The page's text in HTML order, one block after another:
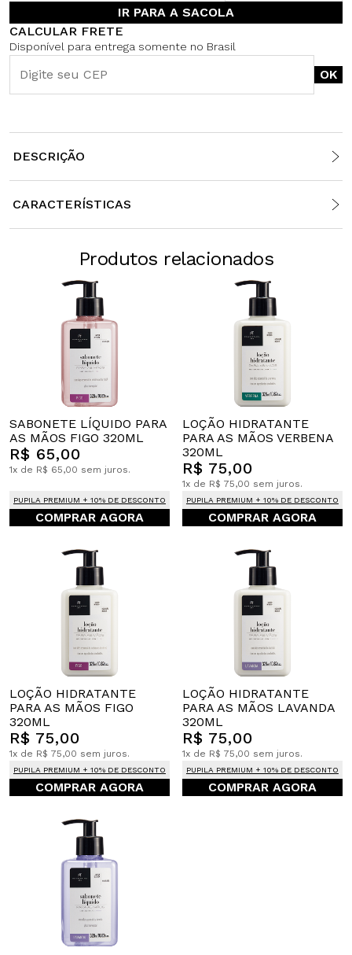
IR PARA A SACOLA
CALCULAR FRETE
Disponível para entrega somente no Brasil
OK
DESCRIÇÃO
CARACTERÍSTICAS
Produtos relacionados
SABONETE LÍQUIDO PARA
AS MÃOS FIGO 320ML
R$ 65,00
1x de R$ 65,00 sem juros.
PUPILA PREMIUM + 10% DE DESCONTO
COMPRAR AGORA
LOÇÃO HIDRATANTE
PARA AS MÃOS VERBENA
320ML
R$ 75,00
1x de R$ 75,00 sem juros.
PUPILA PREMIUM + 10% DE DESCONTO
COMPRAR AGORA
LOÇÃO HIDRATANTE
PARA AS MÃOS FIGO
320ML
R$ 75,00
1x de R$ 75,00 sem juros.
PUPILA PREMIUM + 10% DE DESCONTO
COMPRAR AGORA
LOÇÃO HIDRATANTE
PARA AS MÃOS LAVANDA
320ML
R$ 75,00
1x de R$ 75,00 sem juros.
PUPILA PREMIUM + 10% DE DESCONTO
COMPRAR AGORA